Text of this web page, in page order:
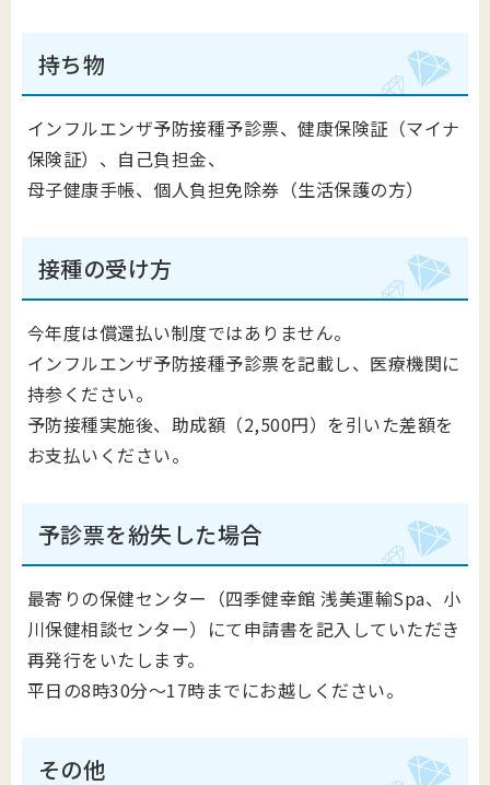
持ち物
インフルエンザ予防接種予診票、健康保険証（マイナ
保険証）、自己負担金、
母子健康手帳、個人負担免除券（生活保護の方）
接種の受け方
今年度は償還払い制度ではありません。
インフルエンザ予防接種予診票を記載し、医療機関に
持参ください。
予防接種実施後、助成額（2,500円）を引いた差額を
お支払いください。
予診票を紛失した場合
最寄りの保健センター（四季健幸館 浅美運輸Spa、小
川保健相談センター）にて申請書を記入していただき
再発行をいたします。
平日の8時30分～17時までにお越しください。
その他